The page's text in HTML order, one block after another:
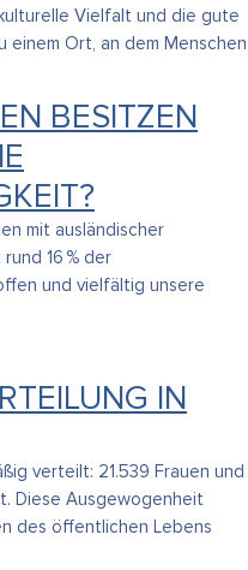
Vielfalt und die gute
einem Ort, an dem Menschen
BESITZEN
mit ausländischer
16 % der
und vielfältig unsere
IN
verteilt: 21.539 Frauen und
Diese Ausgewogenheit
des öffentlichen Lebens